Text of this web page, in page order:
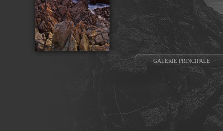
GALERIE PRINCIPALE